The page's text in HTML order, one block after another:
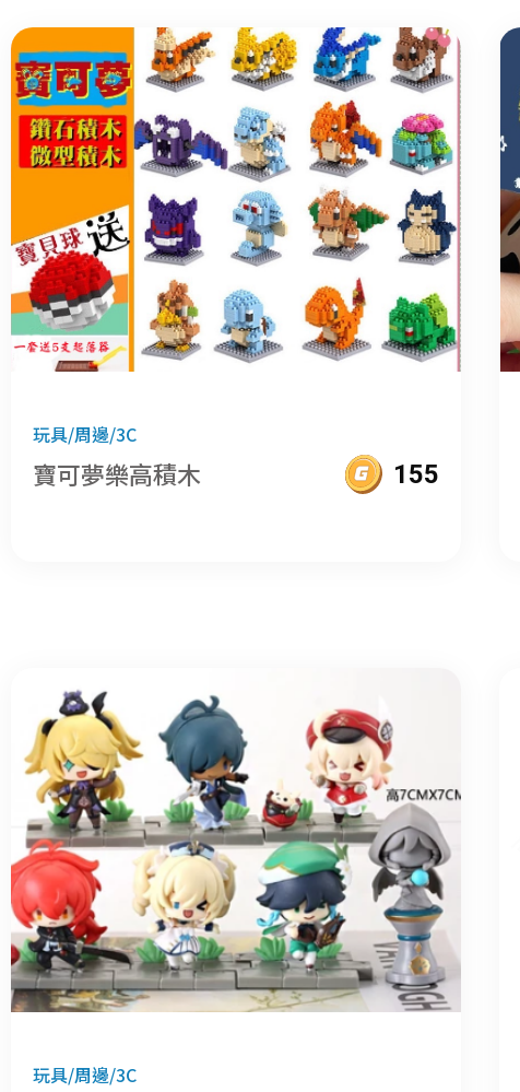
玩具/周邊/3C
寶可夢樂高積木 155
玩具/周邊/3C